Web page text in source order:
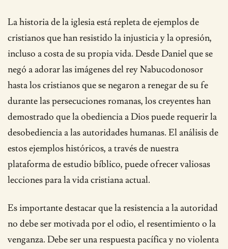
La historia de la iglesia está repleta de ejemplos de
cristianos que han resistido la injusticia y la opresión,
incluso a costa de su propia vida. Desde Daniel que se
negó a adorar las imágenes del rey Nabucodonosor
hasta los cristianos que se negaron a renegar de su fe
durante las persecuciones romanas, los creyentes han
demostrado que la obediencia a Dios puede requerir la
desobediencia a las autoridades humanas. El análisis de
estos ejemplos históricos, a través de nuestra
plataforma de estudio bíblico, puede ofrecer valiosas
lecciones para la vida cristiana actual.
Es importante destacar que la resistencia a la autoridad
no debe ser motivada por el odio, el resentimiento o la
venganza. Debe ser una respuesta pacífica y no violenta